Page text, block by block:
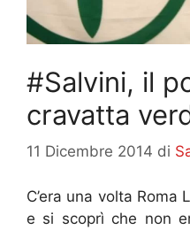
#Salvini, il
cravatta
11 Dicembre 2014 di
C’era una volta Roma
e si scoprì che non